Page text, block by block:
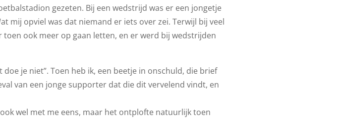
gezeten. Bij een wedstrijd was er een jongetje
mij opviel was dat niemand er iets over zei. Terwijl bij veel
ook meer op gaan letten, en er werd bij wedstrijden
je niet”. Toen heb ik, een beetje in onschuld, die brief
van een jonge supporter dat die dit vervelend vindt, en
wel met me eens, maar het ontplofte natuurlijk toen